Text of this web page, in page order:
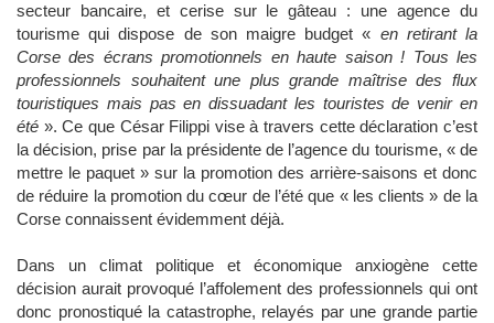
secteur bancaire, et cerise sur le gâteau : une agence du
tourisme qui dispose de son maigre budget « en retirant la
Corse des écrans promotionnels en haute saison ! Tous les
professionnels souhaitent une plus grande maîtrise des flux
touristiques mais pas en dissuadant les touristes de venir en
été ». Ce que César Filippi vise à travers cette déclaration c’est
la décision, prise par la présidente de l’agence du tourisme, « de
mettre le paquet » sur la promotion des arrière-saisons et donc
de réduire la promotion du cœur de l’été que « les clients » de la
Corse connaissent évidemment déjà.
Dans un climat politique et économique anxiogène cette
décision aurait provoqué l’affolement des professionnels qui ont
donc pronostiqué la catastrophe, relayés par une grande partie